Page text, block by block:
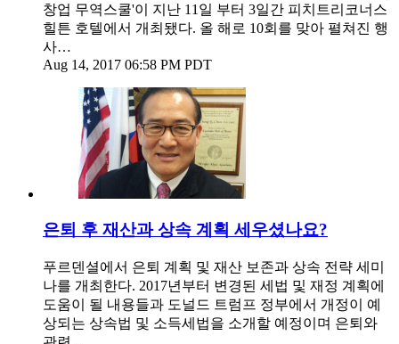
창업 무역스쿨'이 지난 11일 부터 3일간 피치트리코너스
힐튼 호텔에서 개최됐다. 올 해로 10회를 맞아 펼쳐진 행
사…
Aug 14, 2017 06:58 PM PDT
은퇴 후 재산과 상속 계획 세우셨나요?
푸르덴셜에서 은퇴 계획 및 재산 보존과 상속 전략 세미
나를 개최한다. 2017년부터 변경된 세법 및 재정 계획에
도움이 될 내용들과 도널드 트럼프 정부에서 개정이 예
상되는 상속법 및 소득세법을 소개할 예정이며 은퇴와